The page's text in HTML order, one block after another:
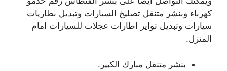
كهرباء وبنشر متنقل تصليخ السيارات وتبديل بطاريات
سيارات وتبديل تواير اطارات عجلات للسيارات امام
المنزل.
بنشر متنقل مبارك الكبير.